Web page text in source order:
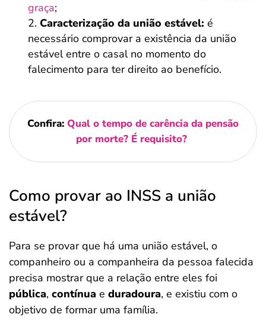
graça;
Caracterização da união estável: é
necessário comprovar a existência da união
estável entre o casal no momento do
falecimento para ter direito ao benefício.
Confira: Qual o tempo de carência da pensão
por morte? É requisito?
Como provar ao INSS a união
estável?
Para se provar que há uma união estável, o
companheiro ou a companheira da pessoa falecida
precisa mostrar que a relação entre eles foi
pública, contínua e duradoura, e existiu com o
objetivo de formar uma família.